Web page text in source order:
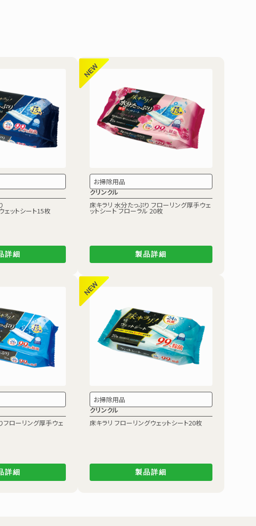
ェットシート15枚
詳細
お掃除用品
クリンクル
床キラリ 水分たっぷり フローリング厚手ウェ
ットシートフローラル 20枚
製品詳細
フローリング厚手ウェ
詳細
お掃除用品
クリンクル
床キラリ フローリングウェットシート20枚
製品詳細